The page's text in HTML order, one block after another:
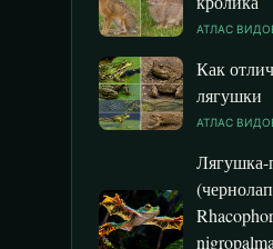
АТЛАС
Как
лягушки
АТЛАС
Лягушка-